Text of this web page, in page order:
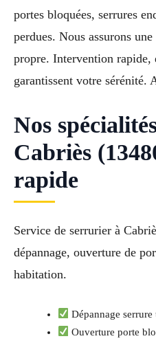
portes bloquées, serrures
perdues. Nous assurons
propre. Intervention
garantissent votre sérénité.
Nos
Cabriès
rapide
Service de serrurier à
dépannage, ouverture de
habitation.
Dépannage serrure
Ouverture porte